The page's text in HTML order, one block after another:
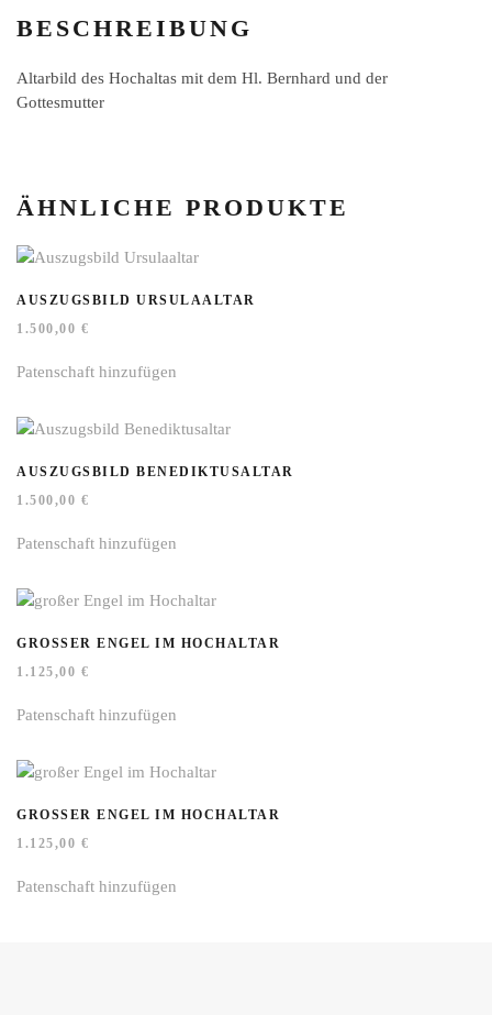
BESCHREIBUNG
Altarbild des Hochaltas mit dem Hl. Bernhard und der
Gottesmutter
ÄHNLICHE PRODUKTE
AUSZUGSBILD URSULAALTAR
1.500,00 €
Patenschaft hinzufügen
AUSZUGSBILD BENEDIKTUSALTAR
1.500,00 €
Patenschaft hinzufügen
GROSSER ENGEL IM HOCHALTAR
1.125,00 €
Patenschaft hinzufügen
GROSSER ENGEL IM HOCHALTAR
1.125,00 €
Patenschaft hinzufügen